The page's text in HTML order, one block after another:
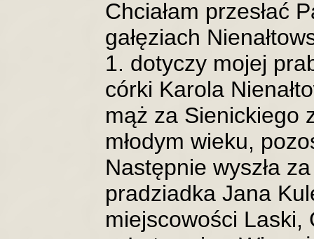
Chciałam przesłać
gałęziach
1. dotyczy mojej
córki Karola
mąż za Sienickiego
młodym wieku,
Następnie wyszła
pradziadka Jana
miejscowości Laski,